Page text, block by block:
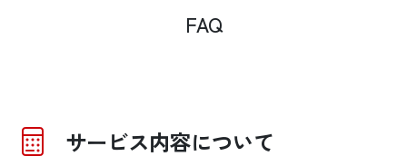
FAQ
サービス内容について